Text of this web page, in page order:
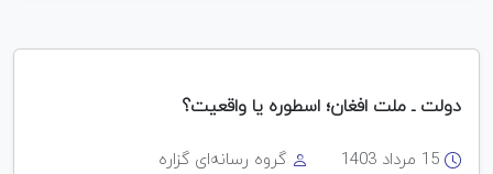
دولت ـ ملت افغان؛ اسطوره یا واقعیت؟
15 مرداد 1403 گروه رسانه‌ای گزاره